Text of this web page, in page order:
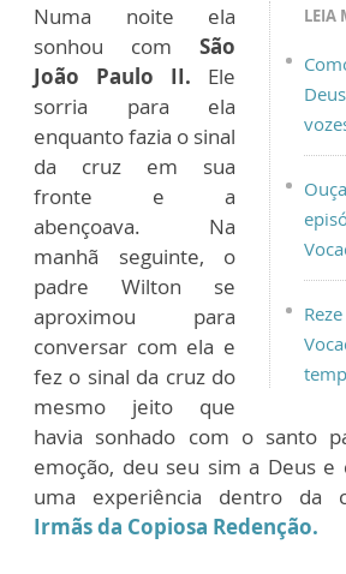
LEIA
Numa noite ela
sonhou com São
João Paulo II. Ele
sorria para ela
enquanto fazia o sinal
da cruz em sua
fronte e a
abençoava. Na
manhã seguinte, o
padre Wilton se
aproximou para
conversar com ela e
fez o sinal da cruz do
mesmo jeito que
havia sonhado com o santo
emoção, deu seu sim a Deus e
uma experiência dentro da
Irmãs da Copiosa Redenção.